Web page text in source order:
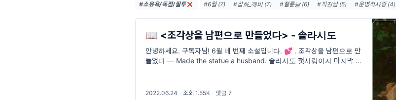
#소유욕/독점/질투 #6월 (7) #삽화_깨비 (7) #절륜남 (6) #직진남 (5) #운명적사랑 (4)
📖 <조각상을 남편으로 만들었다> - 솔라시도
안녕하세요. 구독자님! 6월 네 번째 소설입니다. 💕 . 조각상을 남편으로 만
들었다 ― Made the statue a husband. 솔라시도 첫사랑이자 마지막 사
2022.06.24 · 조회 1.55K · 댓글 7